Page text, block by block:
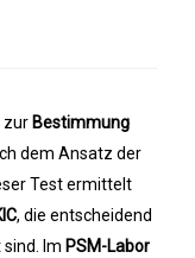
zur Bestimmung
dem Ansatz der
Test ermittelt
, die entscheidend
Im PSM-Labor